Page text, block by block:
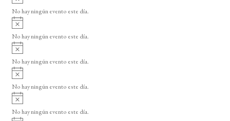
o
v
i
o
No hay ningún evento este día.
A
v
i
o
No hay ningún evento este día.
A
v
i
o
No hay ningún evento este día.
A
v
i
o
No hay ningún evento este día.
A
v
i
No hay ningún evento este día.